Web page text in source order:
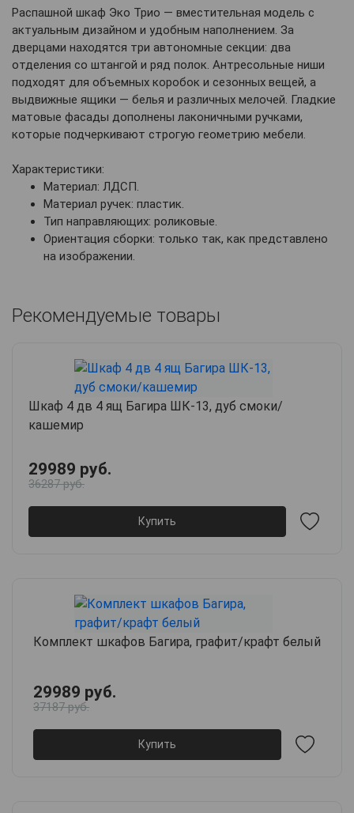
Распашной шкаф Эко Трио — вместительная модель с
актуальным дизайном и удобным наполнением. За
дверцами находятся три автономные секции: два
отделения со штангой и ряд полок. Антресольные ниши
подходят для объемных коробок и сезонных вещей, а
выдвижные ящики — белья и различных мелочей. Гладкие
матовые фасады дополнены лаконичными ручками,
которые подчеркивают строгую геометрию мебели.
Характеристики:
Материал: ЛДСП.
Материал ручек: пластик.
Тип направляющих: роликовые.
Ориентация сборки: только так, как представлено
на изображении.
Рекомендуемые товары
Шкаф 4 дв 4 ящ Багира ШК-13, дуб смоки/
кашемир
29989 руб.
36287 руб.
Купить
Комплект шкафов Багира, графит/крафт белый
29989 руб.
37187 руб.
Купить